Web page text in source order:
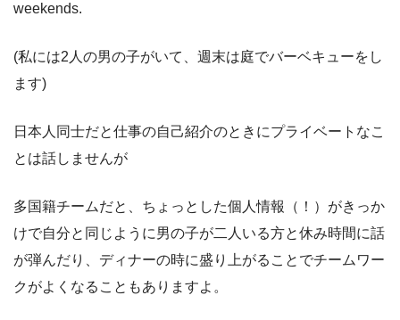
weekends.
(私には2人の男の子がいて、週末は庭でバーベキューをし
ます)
日本人同士だと仕事の自己紹介のときにプライベートなこ
とは話しませんが
多国籍チームだと、ちょっとした個人情報（！）がきっか
けで自分と同じように男の子が二人いる方と休み時間に話
が弾んだり、ディナーの時に盛り上がることでチームワー
クがよくなることもありますよ。